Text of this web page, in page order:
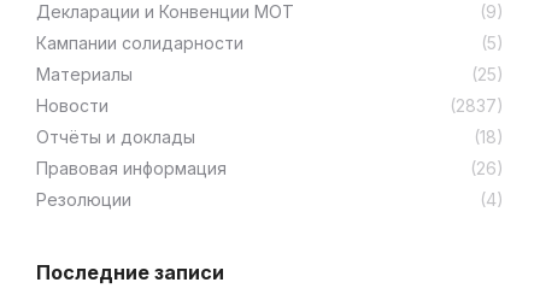
Декларации и Конвенции МОТ
(9)
Кампании солидарности
(5)
Материалы
(25)
Новости
(2837)
Отчёты и доклады
(18)
Правовая информация
(26)
Резолюции
(4)
Последние записи